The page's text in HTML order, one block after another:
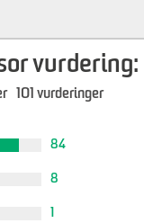
vurdering:
101 vurderinger
84
8